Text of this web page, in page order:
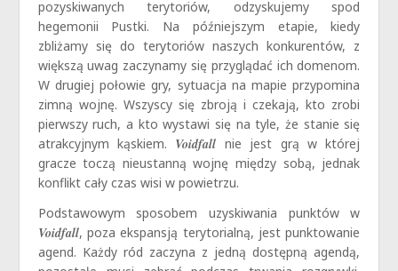
pozyskiwanych terytoriów, odzyskujemy spod
hegemonii Pustki. Na późniejszym etapie, kiedy
zbliżamy się do terytoriów naszych konkurentów, z
większą uwag zaczynamy się przyglądać ich domenom.
W drugiej połowie gry, sytuacja na mapie przypomina
zimną wojnę. Wszyscy się zbroją i czekają, kto zrobi
pierwszy ruch, a kto wystawi się na tyle, że stanie się
atrakcyjnym kąskiem. Voidfall nie jest grą w której
gracze toczą nieustanną wojnę między sobą, jednak
konflikt cały czas wisi w powietrzu.
Podstawowym sposobem uzyskiwania punktów w
Voidfall, poza ekspansją terytorialną, jest punktowanie
agend. Każdy ród zaczyna z jedną dostępną agendą,